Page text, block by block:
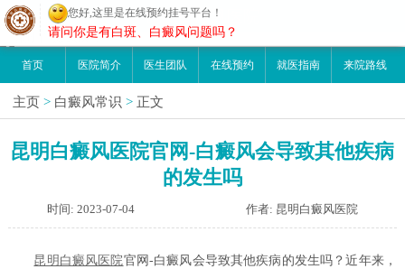
昆明白癜风医院
首页 医院简介 医生团队 在线预约 就医指南 来院路线
主页 > 白癜风常识 > 正文
昆明白癜风医院官网-白癜风会导致其他疾病
的发生吗
时间: 2023-07-04 作者: 昆明白癜风医院
昆明白癜风医院官网-白癜风会导致其他疾病的发生吗？近年来，
您好,这里是在线预约挂号平台！
请问你是有白斑、白癜风问题吗？